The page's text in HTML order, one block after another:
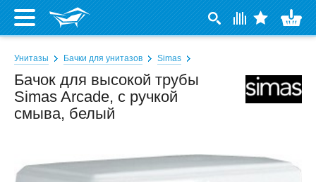
Унитазы Бачки для унитазов Simas
Бачок для высокой трубы
Simas Arcade, с ручкой
смыва, белый